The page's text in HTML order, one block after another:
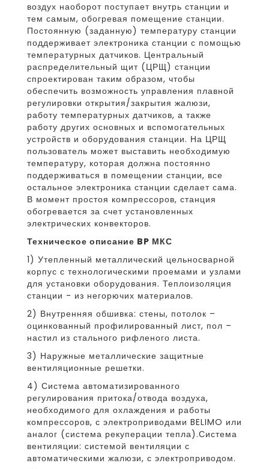
воздух наоборот поступает внутрь станции и
тем самым, обогревая помещение станции.
Постоянную (заданную) температуру станции
поддерживает электроника станции с помощью
температурных датчиков. Центральный
распределительный щит (ЦРЩ) станции
спроектирован таким образом, чтобы
обеспечить возможность управления плавной
регулировки открытия/закрытия жалюзи,
работу температурных датчиков, а также
работу других основных и вспомогательных
устройств и оборудования станции. На ЦРЩ
пользователь может выставить необходимую
температуру, которая должна постоянно
поддерживаться в помещении станции, все
остальное электроника станции сделает сама.
В момент простоя компрессоров, станция
обогревается за счет установленных
электрических конвекторов.
Техническое описание BP МКС
1) Утепленный металлический цельносварной
корпус с технологическими проемами и узлами
для установки оборудования. Теплоизоляция
станции - из негорючих материалов.
2) Внутренняя обшивка: стены, потолок –
оцинкованный профилированный лист, пол –
настил из стального рифленого листа.
3) Наружные металлические защитные
вентиляционные решетки.
4) Система автоматизированного
регулирования притока/отвода воздуха,
необходимого для охлаждения и работы
компрессоров, с электроприводами BELIMO или
аналог (система рекуперации тепла).Система
вентиляции: системой вентиляции с
автоматическими жалюзи, с электроприводом.